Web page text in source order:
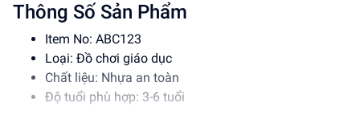
Thông Số Sản Phẩm
Item No: ABC123
Loại: Đồ chơi giáo dục
Chất liệu: Nhựa an toàn
Độ tuổi phù hợp: 3-6 tuổi